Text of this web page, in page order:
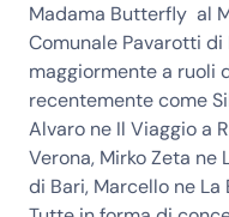
Madama Butterfly al
Comunale Pavarotti
maggiormente a ruoli
recentemente come
Alvaro ne Il Viaggio a
Verona, Mirko Zeta ne
di Bari, Marcello ne La